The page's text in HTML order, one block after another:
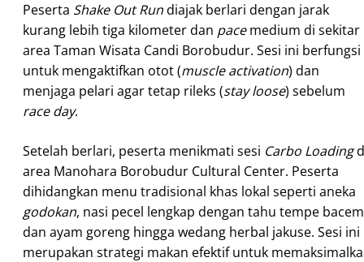
Peserta Shake Out Rundiajak berlari dengan jarak
kurang lebih tiga kilometer dan pacemedium di sekitar
area Taman Wisata Candi Borobudur. Sesi ini berfungsi
untuk mengaktifkan otot (muscle activation) dan
menjaga pelari agar tetap rileks (stay loose) sebelum
race day.
Setelah berlari, peserta menikmati sesi Carbo Loading
area Manohara Borobudur Cultural Center. Peserta
dihidangkan menu tradisional khas lokal seperti aneka
godokan, nasi pecel lengkap dengan tahu tempe bacem
dan ayam goreng hingga wedang herbal jakuse. Sesi ini
merupakan strategi makan efektif untuk